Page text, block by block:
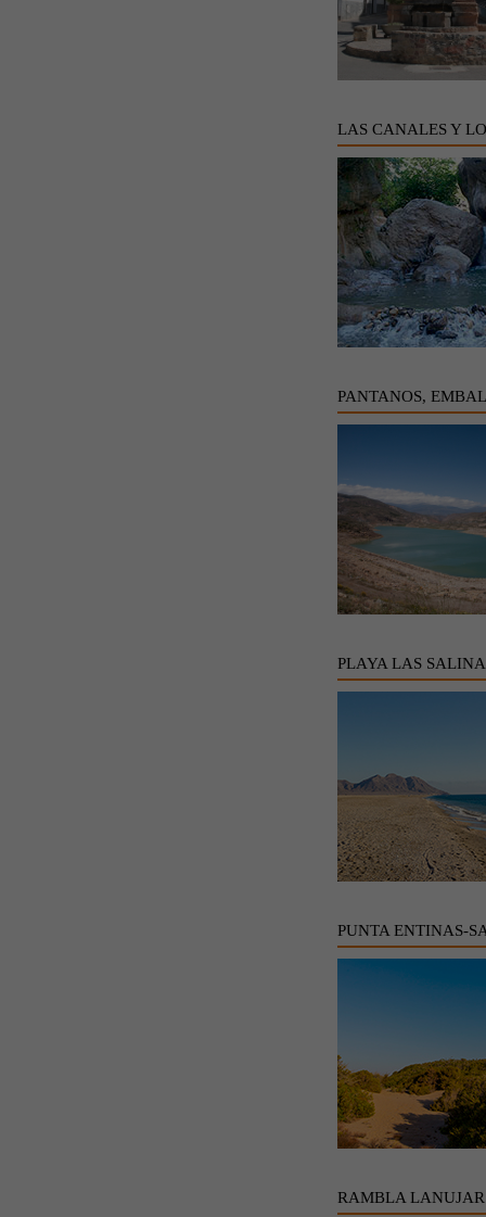
LAS CANALES Y
PANTANOS,
PLAYA LAS
PUNTA ENTINAS-
RAMBLA LANUJAR